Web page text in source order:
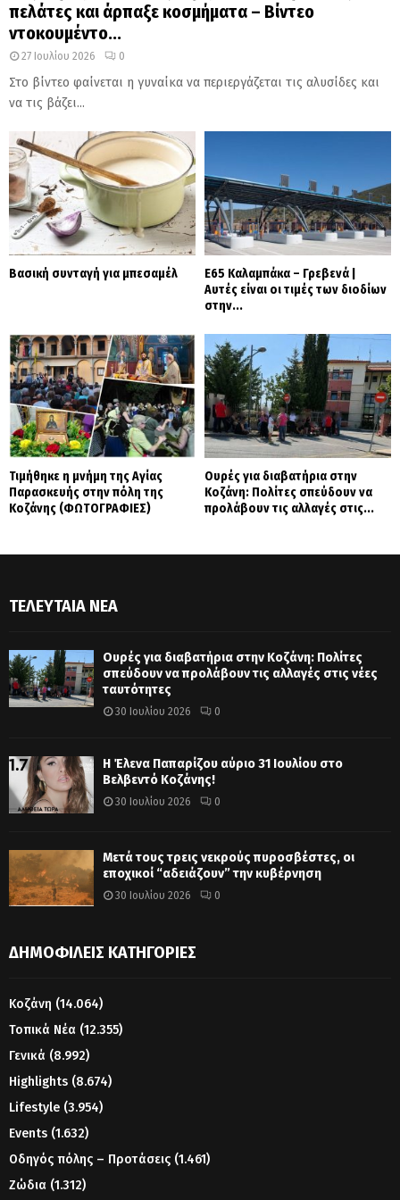
πελάτες και άρπαξε κοσμήματα – Βίντεο
ντοκουμέντο...
27 Ιουλίου 2026 0
Στο βίντεο φαίνεται η γυναίκα να περιεργάζεται τις αλυσίδες και
να τις βάζει...
Βασική συνταγή για μπεσαμέλ
Ε65 Καλαμπάκα – Γρεβενά |
Αυτές είναι οι τιμές των διοδίων
στην...
Τιμήθηκε η μνήμη της Αγίας
Παρασκευής στην πόλη της
Κοζάνης (ΦΩΤΟΓΡΑΦΙΕΣ)
Ουρές για διαβατήρια στην
Κοζάνη: Πολίτες σπεύδουν να
προλάβουν τις αλλαγές στις...
ΤΕΛΕΥΤΑΊΑ ΝΈΑ
Ουρές για διαβατήρια στην Κοζάνη: Πολίτες
σπεύδουν να προλάβουν τις αλλαγές στις νέες
ταυτότητες
30 Ιουλίου 2026 0
Η Έλενα Παπαρίζου αύριο 31 Ιουλίου στο
Βελβεντό Κοζάνης!
30 Ιουλίου 2026 0
Μετά τους τρεις νεκρούς πυροσβέστες, οι
εποχικοί “αδειάζουν” την κυβέρνηση
30 Ιουλίου 2026 0
ΔΗΜΟΦΙΛΕΊΣ ΚΑΤΗΓΟΡΊΕΣ
Κοζάνη (14.064)
Τοπικά Νέα (12.355)
Γενικά (8.992)
Highlights (8.674)
Lifestyle (3.954)
Events (1.632)
Οδηγός πόλης – Προτάσεις (1.461)
Ζώδια (1.312)